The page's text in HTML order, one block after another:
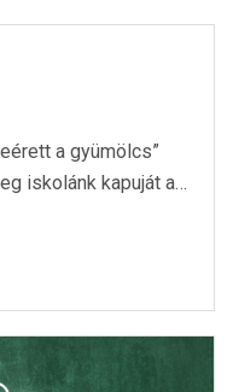
a gyümölcs”
iskolánk kapuját a…